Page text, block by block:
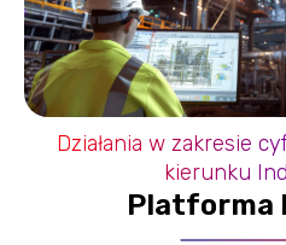
Działania w zakresie
kierunku
Platforma